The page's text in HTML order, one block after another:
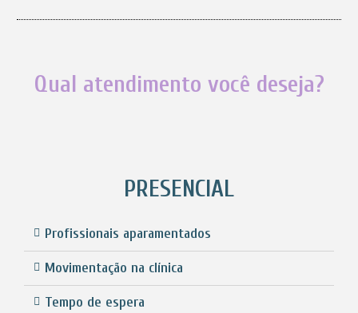
Qual atendimento você deseja?
PRESENCIAL
Profissionais aparamentados
Movimentação na clínica
Tempo de espera